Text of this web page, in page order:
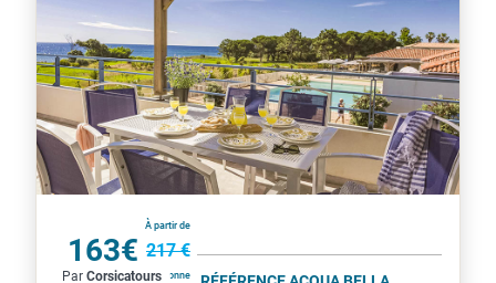
À partir de
163€ 217 €
par personne
Par Corsicatours